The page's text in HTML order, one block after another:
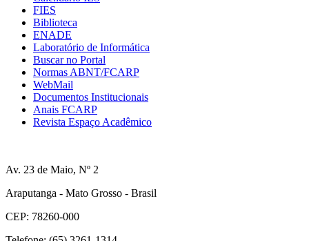
FIES
Biblioteca
ENADE
Laboratório de Informática
Buscar no Portal
Normas ABNT/FCARP
WebMail
Documentos Institucionais
Anais FCARP
Revista Espaço Acadêmico
Av. 23 de Maio, Nº 2
Araputanga - Mato Grosso - Brasil
CEP: 78260-000